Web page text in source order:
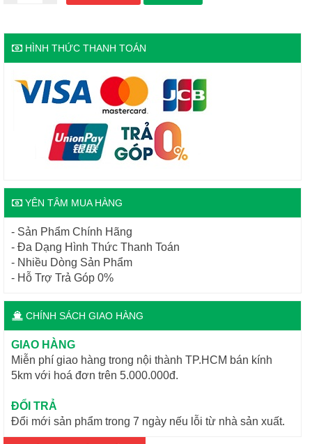
HÌNH THỨC THANH TOÁN
YÊN TÂM MUA HÀNG
- Sản Phẩm Chính Hãng
- Đa Dạng Hình Thức Thanh Toán
- Nhiều Dòng Sản Phẩm
- Hỗ Trợ Trả Góp 0%
CHÍNH SÁCH GIAO HÀNG
GIAO HÀNG
Miễn phí giao hàng trong nội thành TP.HCM bán kính
5km với hoá đơn trên 5.000.000đ.
ĐỔI TRẢ
Đổi mới sản phẩm trong 7 ngày nếu lỗi từ nhà sản xuất.